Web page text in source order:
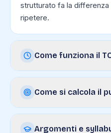
strutturato fa la
ripetere.
Come funziona il
Come si calcola il
Argomenti e